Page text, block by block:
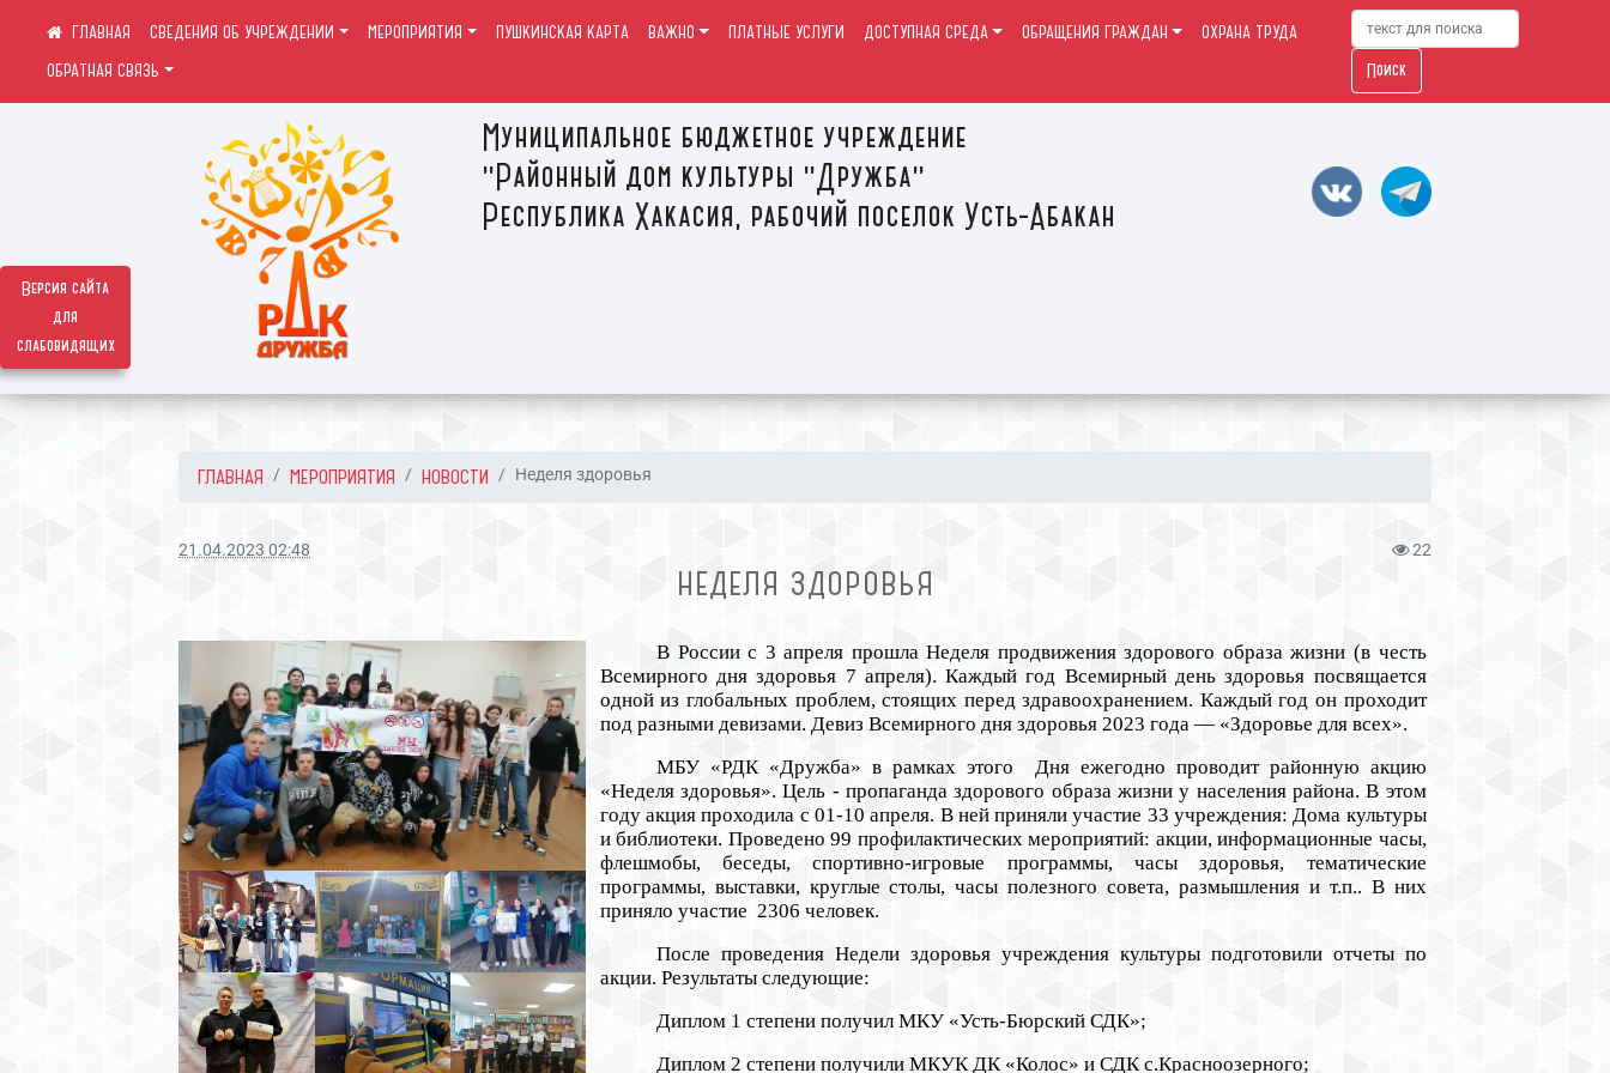
Версия сайта
для
слабовидящих
Муниципальное бюджетное учреждение
"Районный дом культуры "Дружба"
Республика Хакасия, рабочий поселок Усть-Абакан
СВЕДЕНИЯ ОБ УЧРЕЖДЕНИИ МЕРОПРИЯТИЯ ПУШКИНСКАЯ КАРТА ВАЖНО ПЛАТНЫЕ УСЛУГИ ДОСТУПНАЯ СРЕДА ОБРАЩЕНИЯ ГРАЖДАН
ОХРАНА ТРУДА
ОБРАТНАЯ СВЯЗЬ
Поиск
ГЛАВНАЯ МЕРОПРИЯТИЯ НОВОСТИ Неделя здоровья
21.04.2023 02:48 22
НЕДЕЛЯ ЗДОРОВЬЯ
В России с 3 апреля прошла Неделя продвижения здорового образа жизни (в честь
Всемирного дня здоровья 7 апреля). Каждый год Всемирный день здоровья посвящается
одной из глобальных проблем, стоящих перед здравоохранением. Каждый год он проходит
под разными девизами. Девиз Всемирного дня здоровья 2023 года — «Здоровье для всех».
МБУ «РДК «Дружба» в рамках этого Дня ежегодно проводит районную акцию
«Неделя здоровья». Цель - пропаганда здорового образа жизни у населения района. В этом
году акция проходила с 01-10 апреля. В ней приняли участие 33 учреждения: Дома культуры
и библиотеки. Проведено 99 профилактических мероприятий: акции, информационные часы,
флешмобы, беседы, спортивно-игровые программы, часы здоровья, тематические
программы, выставки, круглые столы, часы полезного совета, размышления и т.п.. В них
приняло участие 2306 человек.
После проведения Недели здоровья учреждения культуры подготовили отчеты по
акции. Результаты следующие:
Диплом 1 степени получил МКУ «Усть-Бюрский СДК»;
Диплом 2 степени получили МКУК ДК «Колос» и СДК с.Красноозерного;